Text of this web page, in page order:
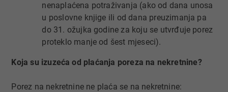
nenaplaćena potraživanja (ako od dana unosa
u poslovne knjige ili od dana preuzimanja pa
do 31. ožujka godine za koju se utvrđuje porez
proteklo manje od šest mjeseci).​
Koja su izuzeća od plaćanja poreza na nekretnine?
Porez na nekretnine ne plaća se na nekretnine: